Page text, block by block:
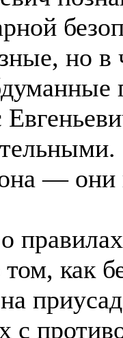
но
—
как
с